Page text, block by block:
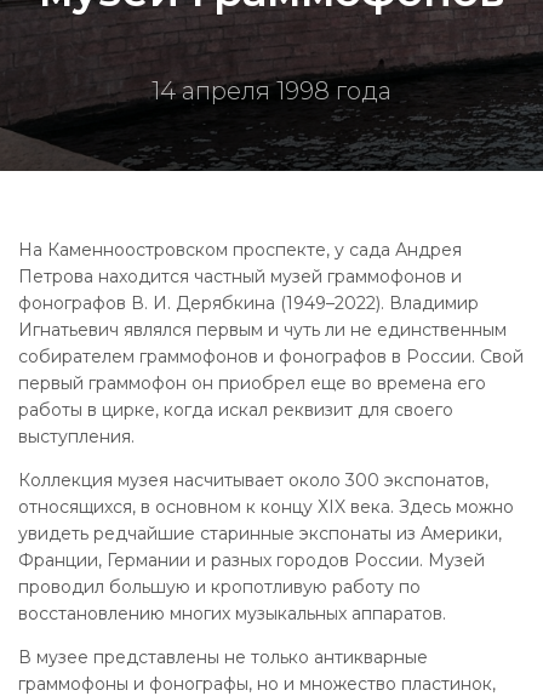
14 апреля 1998 года
На Каменноостровском проспекте, у сада Андрея
Петрова находится частный музей граммофонов и
фонографов В. И. Дерябкина (1949–2022). Владимир
Игнатьевич являлся первым и чуть ли не единственным
собирателем граммофонов и фонографов в России. Свой
первый граммофон он приобрел еще во времена его
работы в цирке, когда искал реквизит для своего
выступления.
Коллекция музея насчитывает около 300 экспонатов,
относящихся, в основном к концу ХIX века. Здесь можно
увидеть редчайшие старинные экспонаты из Америки,
Франции, Германии и разных городов России. Музей
проводил большую и кропотливую работу по
восстановлению многих музыкальных аппаратов.
В музее представлены не только антикварные
граммофоны и фонографы, но и множество пластинок,